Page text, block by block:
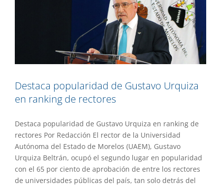
Destaca popularidad de Gustavo Urquiza
en ranking de rectores
Destaca popularidad de Gustavo Urquiza en ranking de
rectores Por Redacción El rector de la Universidad
Autónoma del Estado de Morelos (UAEM), Gustavo
Urquiza Beltrán, ocupó el segundo lugar en popularidad
con el 65 por ciento de aprobación de entre los rectores
de universidades públicas del país, tan solo detrás del